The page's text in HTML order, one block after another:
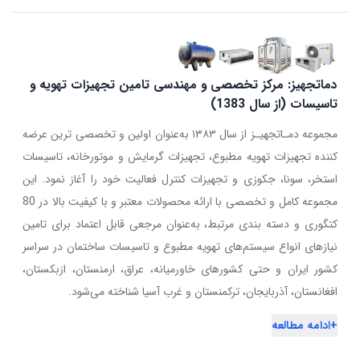
دماتجهیز: مرکز تخصصی و مهندسی تامین تجهیزات تهویه و
تاسیسات (از سال 1383)
مجموعه دمـاتجهیـز از سال ۱۳۸۳ به‌عنوان اولین و تخصصی ترین عرضه
کننده تجهیزات تهویه مطبوع، تجهیزات گرمایش و موتورخانه، تاسیسات
استخر، سونا، جکوزی و تجهیزات کنترل فعالیت خود را آغاز نمود. این
مجموعه کامل و تخصصی با ارائه محصولات معتبر و با کیفیت بالا در 80
کتگوری و دسته بندی مرتبط، به‌عنوان مرجعی قابل اعتماد برای تامین
نیازهای انواع سیستم‌های تهویه مطبوع و تاسیسات ساختمان در سراسر
کشور ایران و حتی کشورهای خاورمیانه، عراق، ارمنستان، ازبکستان،
افغانستان، آذربایجان، ترکمنستان و غرب آسیا شناخته می‌شود.
+ادامه مطالعه